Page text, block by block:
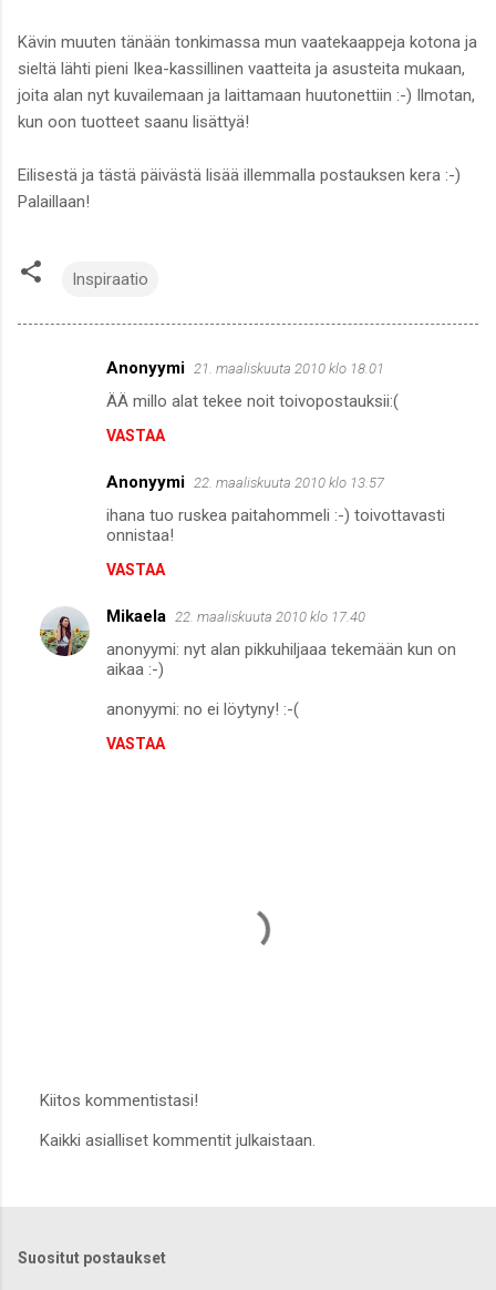
Kävin muuten tänään tonkimassa mun vaatekaappeja kotona ja
sieltä lähti pieni Ikea-kassillinen vaatteita ja asusteita mukaan,
joita alan nyt kuvailemaan ja laittamaan huutonettiin :-) Ilmotan,
kun oon tuotteet saanu lisättyä!
Eilisestä ja tästä päivästä lisää illemmalla postauksen kera :-)
Palaillaan!
Inspiraatio
t
Anonyymi 21. maaliskuuta 2010 klo 18.01
ÄÄ millo alat tekee noit toivopostauksii:(
VASTAA
Anonyymi 22. maaliskuuta 2010 klo 13.57
ihana tuo ruskea paitahommeli :-) toivottavasti
onnistaa!
VASTAA
Mikaela 22. maaliskuuta 2010 klo 17.40
anonyymi: nyt alan pikkuhiljaaa tekemään kun on
aikaa :-)
anonyymi: no ei löytyny! :-(
VASTAA
ä
o
Kiitos kommentistasi!
Kaikki asialliset kommentit julkaistaan.
Suositut postaukset